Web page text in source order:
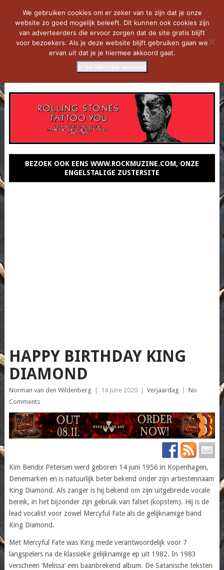
BEZOEK OOK EENS WWW.ROCKMUZINE.COM, ONZE
ENGELSTALIGE ZUSTERSITE
HAPPY BIRTHDAY KING
DIAMOND
Norman van den Wildenberg 14 June 2020 Verjaardag
No
Comments
Kim Bendix Petersen werd geboren 14 juni 1956 in Kopenhagen,
Denemarken en is natuurlijk beter bekend onder zijn artiestennaam
King Diamond. Als zanger is hij bekend om zijn uitgebreide vocale
bereik, in het bijzonder zijn gebruik van falset (kopstem). Hij is de
lead vocalist voor zowel Mercyful Fate als de gelijknamige band
King Diamond.
Met Mercyful Fate was King mede verantwoordelijk voor 7
langspelers na de klassieke gelijknamige ep uit 1982. In 1983
verscheen ‘Melissa’ een baanbrekend album. De Satanische teksten
We gebruiken cookies om er zeker van te zijn dat je onze
website zo goed mogelijk beleeft. Dit kunnen ook cookies zijn
van adverteerders die ervoor zorgen dat de site gratis blijft
voor bezoekers. Als je deze website blijft gebruiken gaan we
ervan uit dat je je hiermee akkoord gaat.
Ik ga hiermee akkoord